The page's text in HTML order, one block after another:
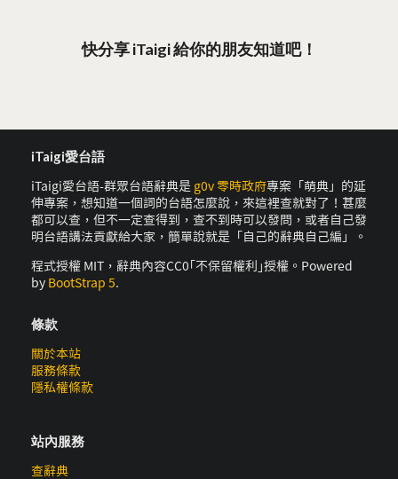
快分享 iTaigi 給你的朋友知道吧！
iTaigi愛台語
iTaigi愛台語-群眾台語辭典是 g0v 零時政府專案「萌典」的延
伸專案，想知道一個詞的台語怎麼說，來這裡查就對了！甚麼
都可以查，但不一定查得到，查不到時可以發問，或者自己發
明台語講法貢獻給大家，簡單說就是「自己的辭典自己編」。
程式授權 MIT，辭典內容CC0｢不保留權利｣授權。Powered
by BootStrap 5.
條款
關於本站
服務條款
隱私權條款
站內服務
查辭典